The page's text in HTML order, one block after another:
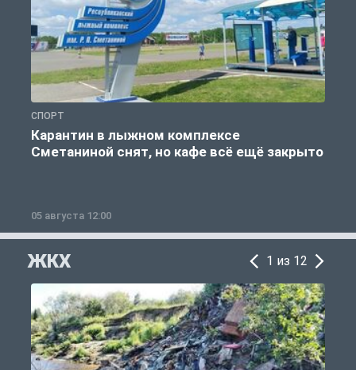
СПОРТ
Карантин в лыжном комплексе
Сметаниной снят, но кафе всё ещё закрыто
05 августа 12:00
ЖКХ 1 из 12